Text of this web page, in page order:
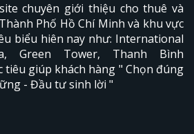
chuyên giới thiệu cho thuê và
Phố Hồ Chí Minh và khu vực
biểu hiên nay như: International
, Green Tower, Thanh Bình
tiêu giúp khách hàng " Chọn đúng
- Đầu tư sinh lời "